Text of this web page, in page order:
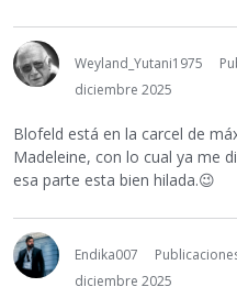
Weyland_Yutani1975
diciembre 2025
Blofeld está en la carcel de
Madeleine, con lo cual ya me
esa parte esta bien hilada.😉
Endika007
diciembre 2025